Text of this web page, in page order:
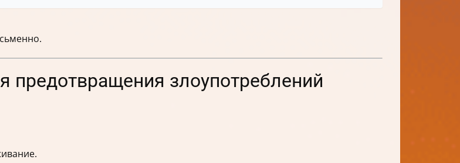
злоупотреблений